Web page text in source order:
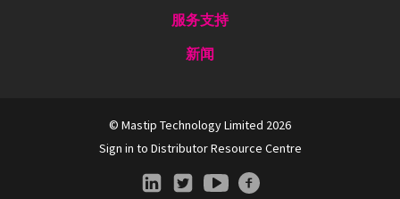
服务支持
新闻
© Mastip Technology Limited 2026
Sign in to Distributor Resource Centre